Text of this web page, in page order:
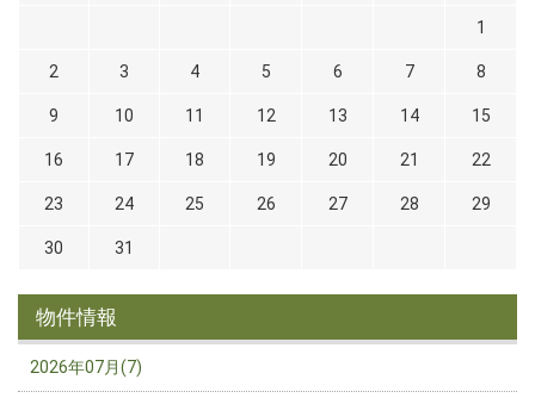
1
2 3 4 5 6 7 8
9 10 11 12 13 14 15
16 17 18 19 20 21 22
23 24 25 26 27 28 29
30 31
物件情報
2026年07月(7)